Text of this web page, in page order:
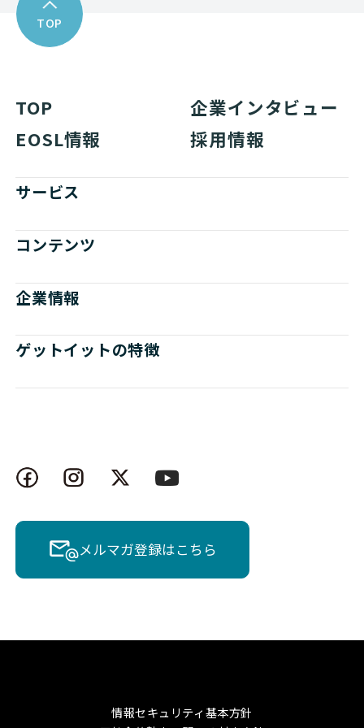
TOP
TOP
企業インタビュー
EOSL情報
採用情報
サービス
コンテンツ
企業情報
ゲットイットの特徴
メルマガ登録はこちら
情報セキュリティ基本方針